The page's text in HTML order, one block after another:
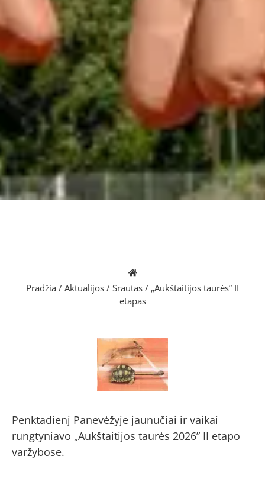
Pradžia / Aktualijos / Srautas / „Aukštaitijos taurės” II
etapas
Penktadienį Panevėžyje jaunučiai ir vaikai
rungtyniavo „Aukštaitijos taurės 2026” II etapo
varžybose.